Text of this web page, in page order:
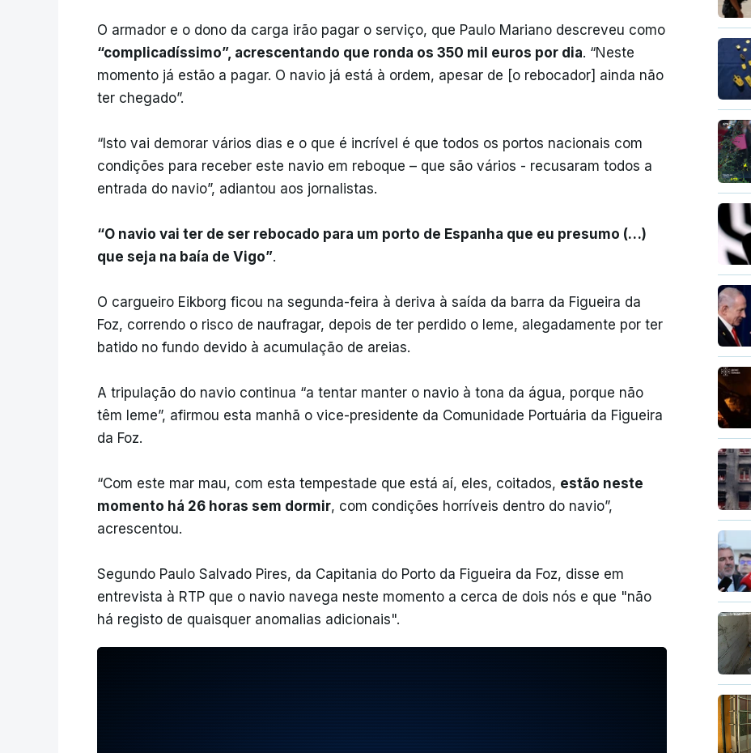
O armador e o dono da carga irão pagar o serviço, que Paulo Mariano descreveu como
“complicadíssimo”, acrescentando que ronda os 350 mil euros por dia. “Neste
momento já estão a pagar. O navio já está à ordem, apesar de [o rebocador] ainda não
ter chegado”.
“Isto vai demorar vários dias e o que é incrível é que todos os portos nacionais com
condições para receber este navio em reboque – que são vários - recusaram todos a
entrada do navio”, adiantou aos jornalistas.
“O navio vai ter de ser rebocado para um porto de Espanha que eu presumo (…)
que seja na baía de Vigo”.
O cargueiro Eikborg ficou na segunda-feira à deriva à saída da barra da Figueira da
Foz, correndo o risco de naufragar, depois de ter perdido o leme, alegadamente por ter
batido no fundo devido à acumulação de areias.
A tripulação do navio continua “a tentar manter o navio à tona da água, porque não
têm leme”, afirmou esta manhã o vice-presidente da Comunidade Portuária da Figueira
da Foz.
“Com este mar mau, com esta tempestade que está aí, eles, coitados, estão neste
momento há 26 horas sem dormir, com condições horríveis dentro do navio”,
acrescentou.
Segundo Paulo Salvado Pires, da Capitania do Porto da Figueira da Foz, disse em
entrevista à RTP que o navio navega neste momento a cerca de dois nós e que "não
há registo de quaisquer anomalias adicionais".